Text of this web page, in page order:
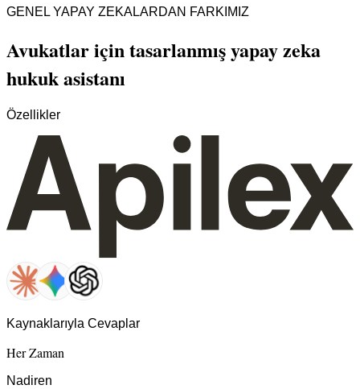
GENEL YAPAY ZEKALARDAN FARKIMIZ
Avukatlar için tasarlanmış yapay zeka
hukuk asistanı
Özellikler
Kaynaklarıyla Cevaplar
Her Zaman
Nadiren